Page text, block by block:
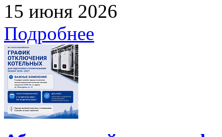
15 июня 2026
Подробнее